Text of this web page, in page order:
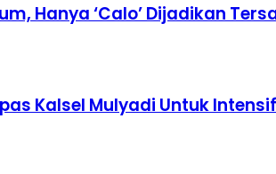
‘Calo’ Dijadikan
Kalsel Mulyadi Untuk